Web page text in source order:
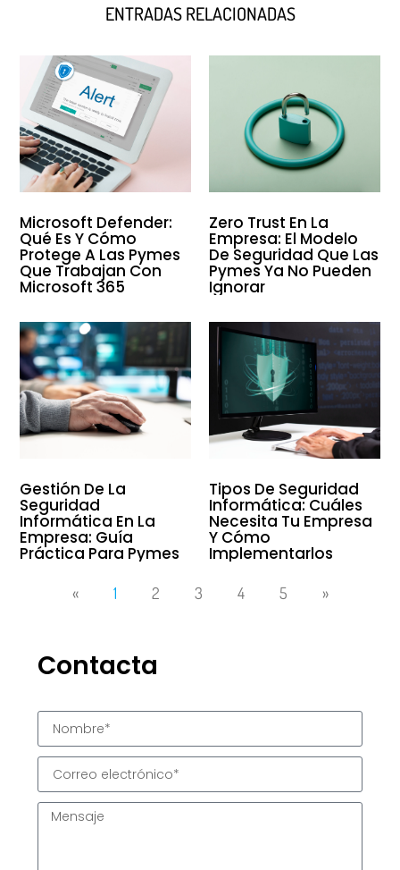
ENTRADAS RELACIONADAS
Microsoft Defender:
Qué Es Y Cómo
Protege A Las Pymes
Que Trabajan Con
Microsoft 365
Zero Trust En La
Empresa: El Modelo
De Seguridad Que Las
Pymes Ya No Pueden
Ignorar
Gestión De La
Seguridad
Informática En La
Empresa: Guía
Práctica Para Pymes
Tipos De Seguridad
Informática: Cuáles
Necesita Tu Empresa
Y Cómo
Implementarlos
« 1 2 3 4 5 »
Contacta